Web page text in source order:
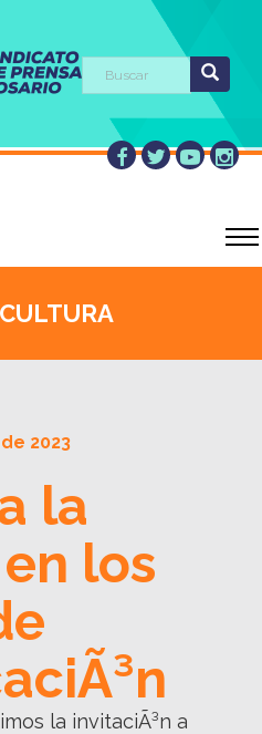
2023
la
los
la invitaciÃ³n a